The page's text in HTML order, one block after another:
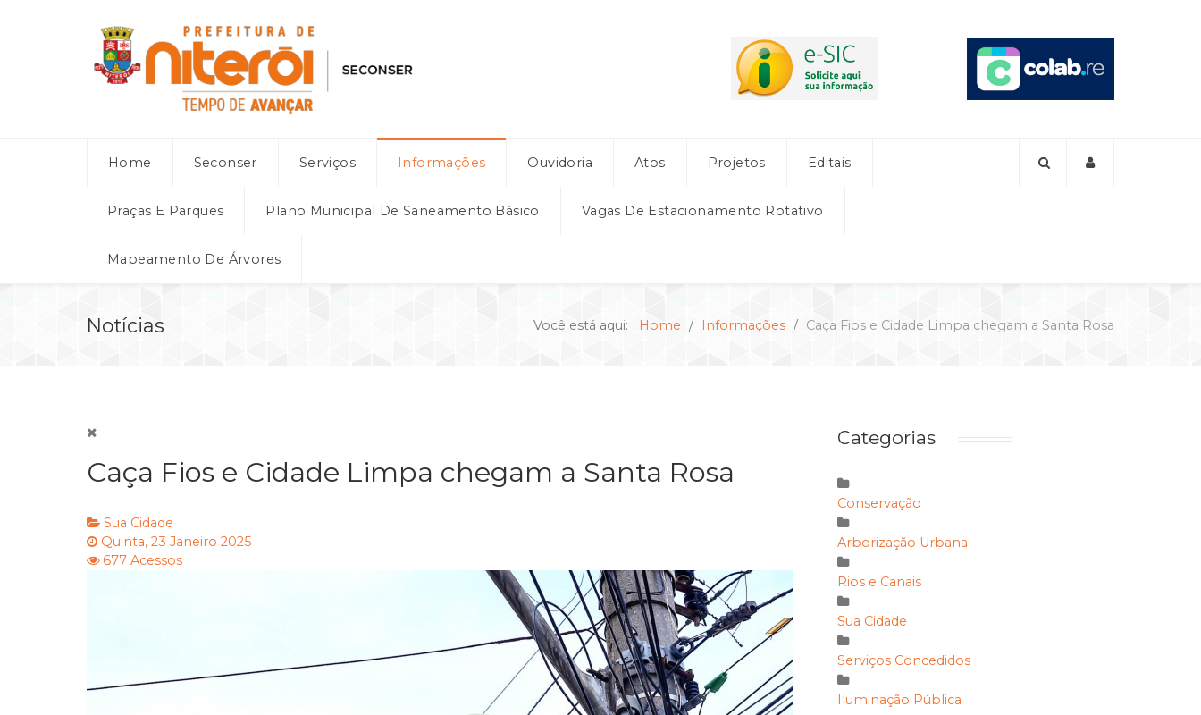
Home Seconser Serviços Informações Ouvidoria Atos Projetos Editais
Praças E Parques Plano Municipal De Saneamento Básico Vagas De Estacionamento Rotativo
Mapeamento De Árvores
Notícias Você está aqui: Home Informações Caça Fios e Cidade Limpa chegam a Santa Rosa
Caça Fios e Cidade Limpa chegam a Santa Rosa
Sua Cidade
Quinta, 23 Janeiro 2025
677 Acessos
Categorias
Conservação
Arborização Urbana
Rios e Canais
Sua Cidade
Serviços Concedidos
Iluminação Pública